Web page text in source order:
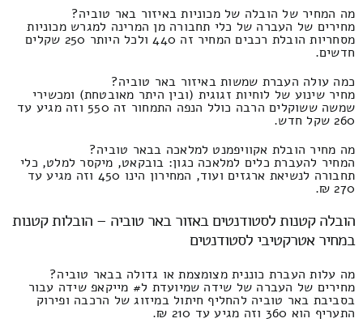
מה המחיר של הובלה של מכוניות באיזור באר טוביה?
מחירים של העברה של כלי תחבורה מן המרינה למגרש מכוניות
מסחריות הובלת רכבים המחיר זה 440 ולכל היותר 250 שקלים
חדשים.
כמה עולה העברת שמשות באיזור באר טוביה?
מחיר שינוע של לוחיות זגוגית (ובין היתר מאובטחת) ומכשירי
שמשה ששוקלים הרבה כולל הנפה התמחור זה 550 וזה מגיע עד
260 שקל חדש.
מה מחיר הובלת אקוויפמנט למלאכה בבאר טוביה?
המחיר להעברת כלים למלאכה כגון: בובקאט, מיקסר למלט, כלי
תחבורה לנשיאת ארגזים ועוד, המחירון הינו 450 וזה מגיע עד
270 ₪.
הובלה קטנות לסטודנטים באזור באר טוביה – הובלות קטנות
במחיר אטרקטיבי לסטודנטים
מה עלות העברת כוננית מצומצמת או גדולה בבאר טוביה?
מחירים של העברה של שידה שמיועדת ל# מייקאפ שידה עבור
בסביבת באר טוביה להחליף חיתול במיזוג של הרכבה ופירוק
התעריף הוא 360 וזה מגיע עד 210 ₪.